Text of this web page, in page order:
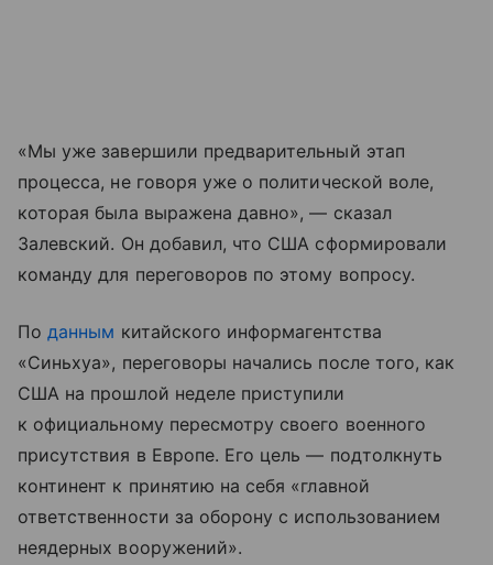
«Мы уже завершили предварительный этап
процесса, не говоря уже о политической воле,
которая была выражена давно», — сказал
Залевский. Он добавил, что США сформировали
команду для переговоров по этому вопросу.
Поданным китайского информагентства
«Синьхуа», переговоры начались после того, как
США на прошлой неделе приступили
к официальному пересмотру своего военного
присутствия в Европе. Его цель — подтолкнуть
континент к принятию на себя «главной
ответственности за оборону с использованием
неядерных вооружений».